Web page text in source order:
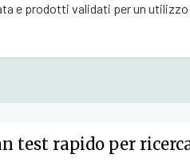
e prodotti validati per un
test rapido per